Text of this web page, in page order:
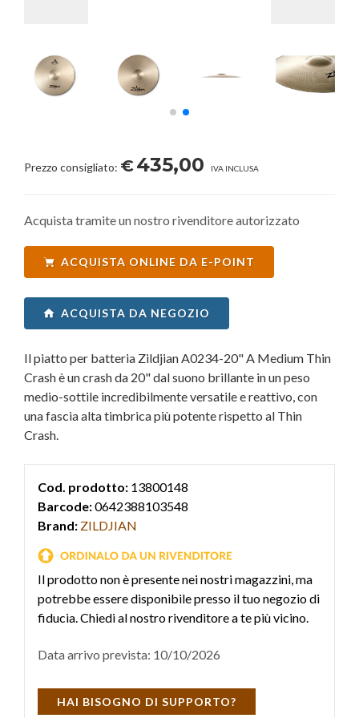
Prezzo consigliato: €435,00 IVA INCLUSA
Acquista tramite un nostro rivenditore autorizzato
ACQUISTA ONLINE DA E-POINT
ACQUISTA DA NEGOZIO
Il piatto per batteria Zildjian A0234-20" A Medium Thin
Crash è un crash da 20" dal suono brillante in un peso
medio-sottile incredibilmente versatile e reattivo, con
una fascia alta timbrica più potente rispetto al Thin
Crash.
Cod. prodotto: 13800148
Barcode:0642388103548
Brand: ZILDJIAN
Il prodotto non è presente nei nostri magazzini, ma
potrebbe essere disponibile presso il tuo negozio di
fiducia. Chiedi al nostro rivenditore a te più vicino.
Data arrivo prevista: 10/10/2026
HAI BISOGNO DI SUPPORTO?